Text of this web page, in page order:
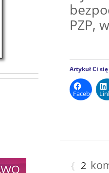
PZP,
Artykuł Ci
Facebook
{ 2